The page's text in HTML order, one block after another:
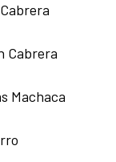
Cabrera
Machaca